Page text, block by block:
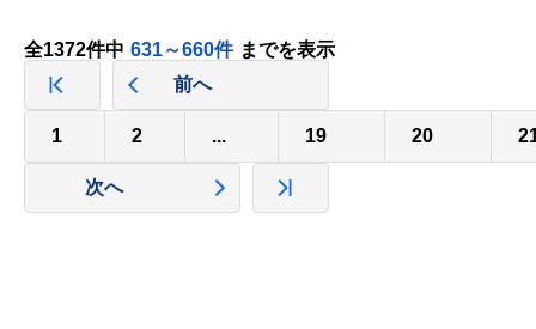
全1372件中 631～660件 までを表示
前へ
1 2 ... 19 20
次へ